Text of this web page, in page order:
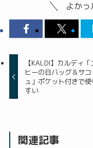
よかっ
【KALDI】カルディ「
ヒーの日バッグ＆サ
ュ」ポケット付きで
すい
関連記事